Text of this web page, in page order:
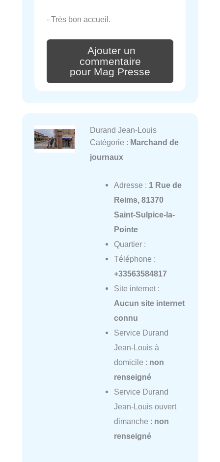
- Très bon accueil.
Ajouter un
commentaire
pour Mag Presse
Durand Jean-Louis
Catégorie : Marchand de
journaux
Adresse : 1 Rue de
Reims, 81370
Saint-Sulpice-la-
Pointe
Quartier :
Téléphone :
+33563584817
Site internet :
Aucun site internet
connu
Service Durand
Jean-Louis à
domicile : non
renseigné
Service Durand
Jean-Louis ouvert
dimanche : non
renseigné